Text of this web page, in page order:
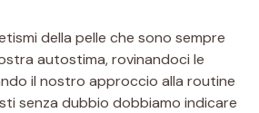
della pelle che sono sempre
autostima, rovinandoci le
il nostro approccio alla routine
senza dubbio dobbiamo indicare